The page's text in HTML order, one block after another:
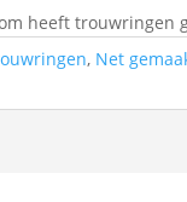
heeft trouwringen
, Net